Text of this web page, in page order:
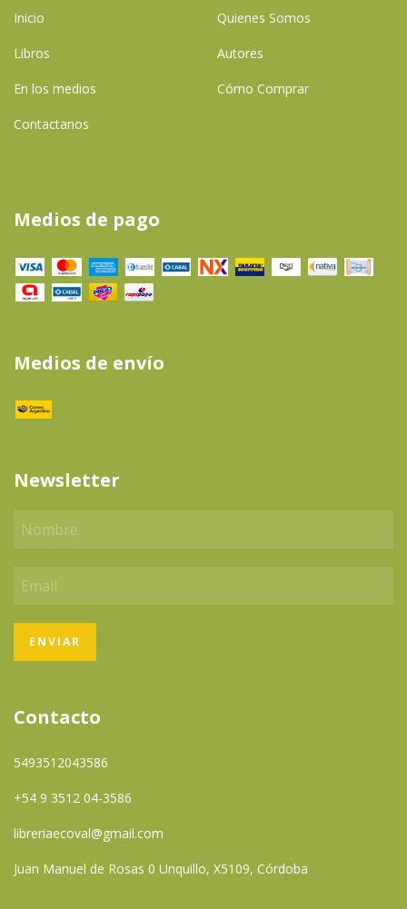
Inicio Quienes Somos
Libros Autores
En los medios Cómo Comprar
Contactanos
Medios de pago
Medios de envío
Newsletter
Contacto
5493512043586
+54 9 3512 04-3586
libreriaecoval@gmail.com
Juan Manuel de Rosas 0 Unquillo, X5109, Córdoba